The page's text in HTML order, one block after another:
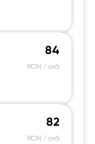
84
RON / oră
82
RON / oră